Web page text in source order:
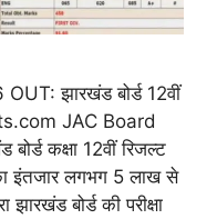
झारखंड बोर्ड 12वीं
JAC Board
कक्षा 12वीं रिजल्ट
इंतजार लगभग 5 लाख से
झारखंड बोर्ड की परीक्षा